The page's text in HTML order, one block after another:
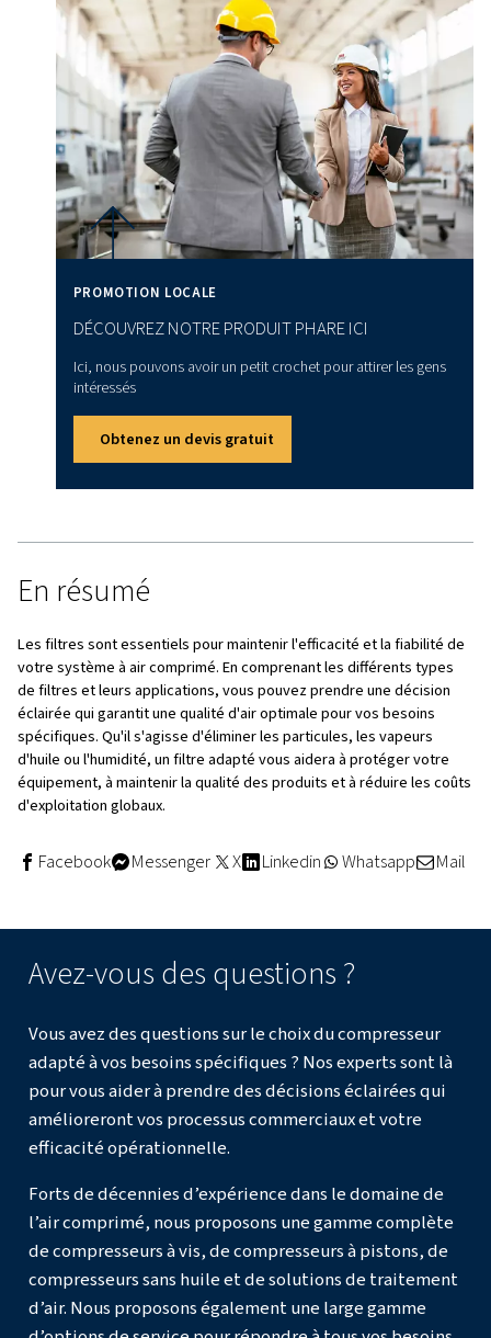
LES FILTRES EMPÊCHENT LES CONTAMINATIONS PAR LA VAPEUR,
4 éléments à prendre en
pour choisir le bon filtre
Le choix du filtre approprié dépend de plusieurs
notamment la qualité de l'air requis, le type de
présents et les exigences spécifiques de votre
quelques éléments clés à prendre en compte :
Exigences en matière
nécessaire à votre application.
présents dans votre système.
Conditions de fonctionnement: tenez compte de
circuit d'air.
Entretien et coûts: n'oubliez pas les exigences
long terme et les coûts associés à chaque type de
filtres peuvent avoir un coût initial inférieur mais
remplacements fréquents.